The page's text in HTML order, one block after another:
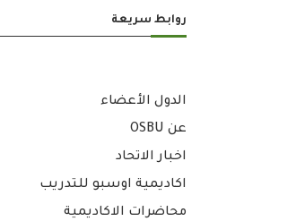
روابط سريعة
الدول الأعضاء
عن OSBU
اخبار الاتحاد
اكاديمية اوسبو للتدريب
محاضرات الاكاديمية